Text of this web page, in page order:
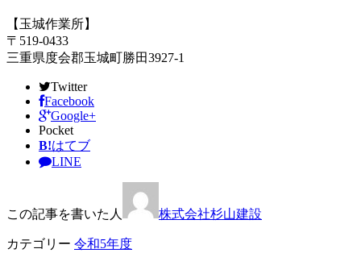
【玉城作業所】
〒519-0433
三重県度会郡玉城町勝田3927-1
Twitter
Facebook
Google+
Pocket
B!はてブ
LINE
この記事を書いた人 株式会社杉山建設
カテゴリー 令和5年度